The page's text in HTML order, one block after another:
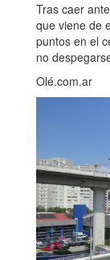
Tras caer
que viene de
puntos en el
no
Olé.com.ar